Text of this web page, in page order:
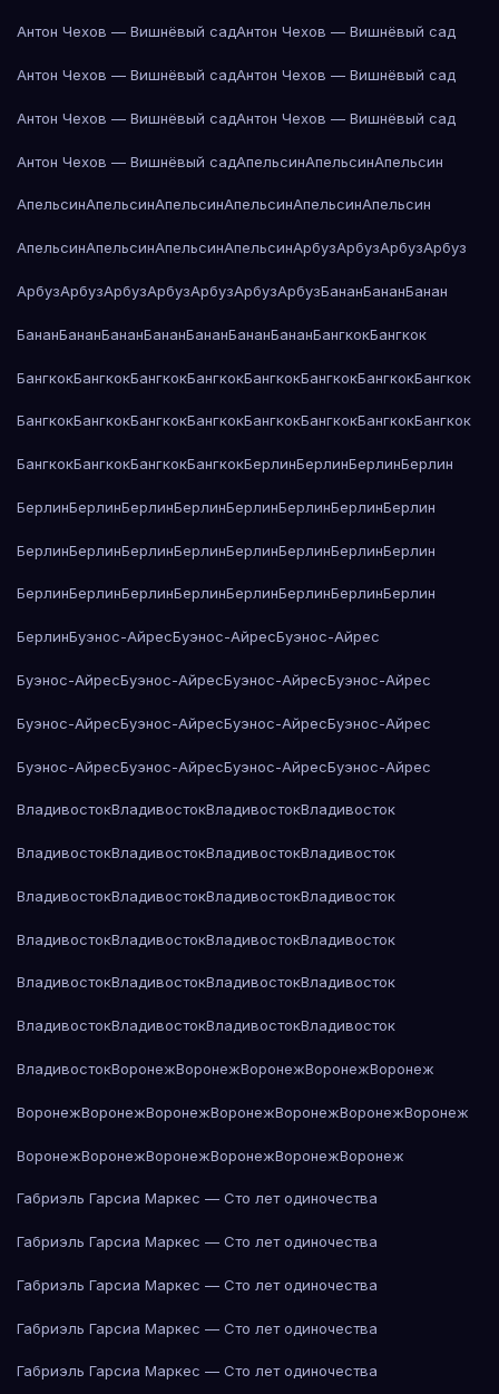
Антон Чехов — Вишнёвый садАнтон Чехов — Вишнёвый сад
Антон Чехов — Вишнёвый садАнтон Чехов — Вишнёвый сад
Антон Чехов — Вишнёвый садАнтон Чехов — Вишнёвый сад
Антон Чехов — Вишнёвый садАпельсинАпельсинАпельсин
АпельсинАпельсинАпельсинАпельсинАпельсинАпельсин
АпельсинАпельсинАпельсинАпельсинАрбузАрбузАрбузАрбуз
АрбузАрбузАрбузАрбузАрбузАрбузАрбузБананБананБанан
БананБананБананБананБананБананБананБангкокБангкок
БангкокБангкокБангкокБангкокБангкокБангкокБангкокБангкок
БангкокБангкокБангкокБангкокБангкокБангкокБангкокБангкок
БангкокБангкокБангкокБангкокБерлинБерлинБерлинБерлин
БерлинБерлинБерлинБерлинБерлинБерлинБерлинБерлин
БерлинБерлинБерлинБерлинБерлинБерлинБерлинБерлин
БерлинБерлинБерлинБерлинБерлинБерлинБерлинБерлин
БерлинБуэнос-АйресБуэнос-АйресБуэнос-Айрес
Буэнос-АйресБуэнос-АйресБуэнос-АйресБуэнос-Айрес
Буэнос-АйресБуэнос-АйресБуэнос-АйресБуэнос-Айрес
Буэнос-АйресБуэнос-АйресБуэнос-АйресБуэнос-Айрес
ВладивостокВладивостокВладивостокВладивосток
ВладивостокВладивостокВладивостокВладивосток
ВладивостокВладивостокВладивостокВладивосток
ВладивостокВладивостокВладивостокВладивосток
ВладивостокВладивостокВладивостокВладивосток
ВладивостокВладивостокВладивостокВладивосток
ВладивостокВоронежВоронежВоронежВоронежВоронеж
ВоронежВоронежВоронежВоронежВоронежВоронежВоронеж
ВоронежВоронежВоронежВоронежВоронежВоронеж
Габриэль Гарсиа Маркес — Сто лет одиночества
Габриэль Гарсиа Маркес — Сто лет одиночества
Габриэль Гарсиа Маркес — Сто лет одиночества
Габриэль Гарсиа Маркес — Сто лет одиночества
Габриэль Гарсиа Маркес — Сто лет одиночества